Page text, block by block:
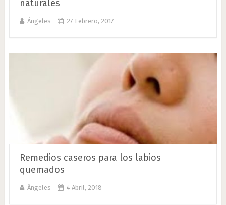
naturales
Ángeles 27 Febrero, 2017
Remedios caseros para los labios
quemados
Ángeles 4 Abril, 2018